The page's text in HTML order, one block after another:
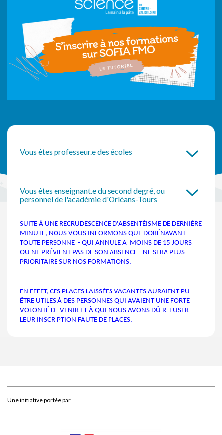
Vous êtes professeur.e des écoles
Vous êtes enseignant.e du second degré, ou
personnel de l'académie d'Orléans-Tours
SUITE À UNE RECRUDESCENCE D'ABSENTÉISME DE DERNIÈRE
MINUTE, NOUS VOUS INFORMONS QUE DORÉNAVANT
TOUTE PERSONNE - QUI ANNULE A MOINS DE 15 JOURS
OU NE PRÉVIENT PAS DE SON ABSENCE - NE SERA PLUS
PRIORITAIRE SUR NOS FORMATIONS.
EN EFFET, CES PLACES LAISSÉES VACANTES AURAIENT PU
ÊTRE UTILES À DES PERSONNES QUI AVAIENT UNE FORTE
VOLONTÉ DE VENIR ET À QUI NOUS AVONS DÛ REFUSER
LEUR INSCRIPTION FAUTE DE PLACES.
Une initiative portée par